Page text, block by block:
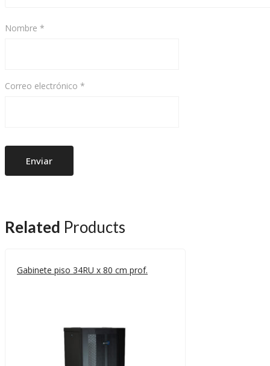
Nombre *
Correo electrónico *
Related Products
Gabinete piso 34RU x 80 cm prof.